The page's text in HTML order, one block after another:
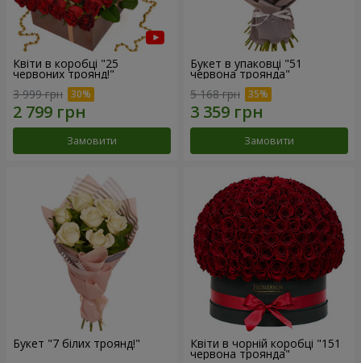
Квіти в коробці "25
червоних троянд!"
3 999 грн
Замовити
Букет в упаковці "51
червона троянда"
5 168 грн
Замовити
Букет "7 білих троянд!" Квіти в чорній коробці "151
червона троянда"